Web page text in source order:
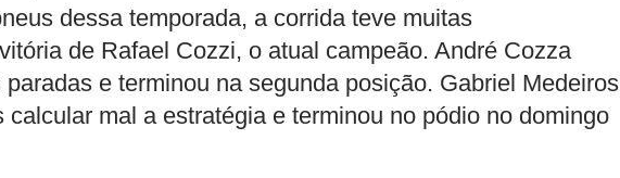
dessa temporada, a corrida teve muitas
de Rafael Cozzi, o atual campeão. André Cozza
e terminou na segunda posição. Gabriel Medeiros
mal a estratégia e terminou no pódio no domingo